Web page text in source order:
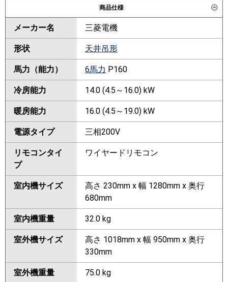
商品仕様
メーカー名 三菱電機
形状 天井吊形
馬力（能力） 6馬力 P160
冷房能力 14.0 (4.5～16.0) kW
暖房能力 16.0 (4.5～19.0) kW
電源タイプ 三相200V
リモコンタイ
プ
ワイヤードリモコン
室内機サイズ
高さ 230mm x 幅 1280mm x 奥行
680mm
室内機重量 32.0 kg
室外機サイズ
高さ 1018mm x 幅 950mm x 奥行
330mm
室外機重量 75.0 kg